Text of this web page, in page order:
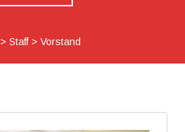
>Staff>Vorstand